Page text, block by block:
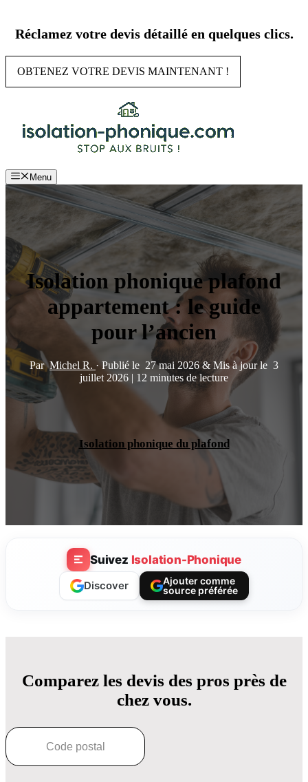
contenu
Réclamez votre devis détaillé en quelques clics.
OBTENEZ VOTRE DEVIS MAINTENANT !
Menu
Isolation phonique plafond
appartement : le guide
pour l’ancien
ParMichel R. · Publié le 27 mai 2026& Mis à jour le 3
juillet 2026 | 12 minutes de lecture
Isolation phonique du plafond
Suivez Isolation-Phonique
Discover
Ajouter comme
source préférée
Comparez les devis des pros près de
chez vous.